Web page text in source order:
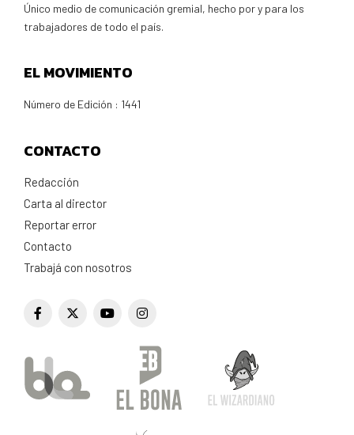
Único medio de comunicación gremial, hecho por y para los
trabajadores de todo el país.
EL MOVIMIENTO
Número de Edición : 1441
CONTACTO
Redacción
Carta al director
Reportar error
Contacto
Trabajá con nosotros